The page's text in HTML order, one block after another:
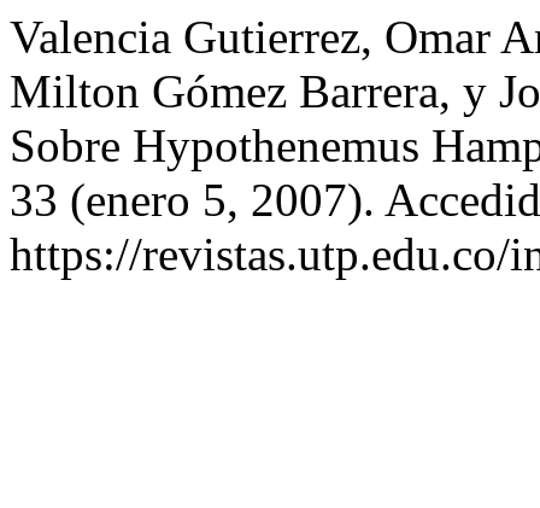
Valencia Gutierrez, Omar
Milton Gómez Barrera, y
Sobre Hypothenemus
33 (enero 5, 2007).
https://revistas.utp.edu.co/